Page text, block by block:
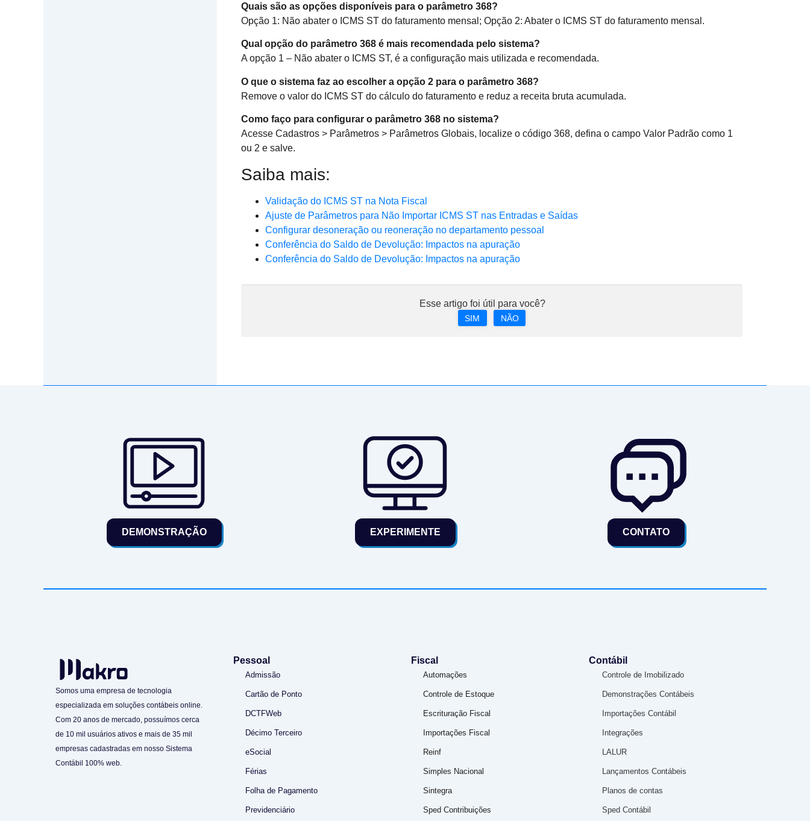
Quais são as opções disponíveis para o parâmetro 368?
Opção 1: Não abater o ICMS ST do faturamento mensal; Opção 2: Abater o ICMS ST do faturamento mensal.
Qual opção do parâmetro 368 é mais recomendada pelo sistema?
A opção 1 – Não abater o ICMS ST, é a configuração mais utilizada e recomendada.
O que o sistema faz ao escolher a opção 2 para o parâmetro 368?
Remove o valor do ICMS ST do cálculo do faturamento e reduz a receita bruta acumulada.
Como faço para configurar o parâmetro 368 no sistema?
Acesse Cadastros > Parâmetros > Parâmetros Globais, localize o código 368, defina o campo Valor Padrão como 1
ou 2 e salve.
Saiba mais:
Validação do ICMS ST na Nota Fiscal
Ajuste de Parâmetros para Não Importar ICMS ST nas Entradas e Saídas
Configurar desoneração ou reoneração no departamento pessoal
Conferência do Saldo de Devolução: Impactos na apuração
Conferência do Saldo de Devolução: Impactos na apuração
Esse artigo foi útil para você?
SIM NÃO
DEMONSTRAÇÃO EXPERIMENTE CONTATO
Somos uma empresa de tecnologia
especializada em soluções contábeis online.
Com 20 anos de mercado, possuímos cerca
de 10 mil usuários ativos e mais de 35 mil
empresas cadastradas em nosso Sistema
Contábil 100% web.
Pessoal
Admissão
Cartão de Ponto
DCTFWeb
Décimo Terceiro
eSocial
Férias
Folha de Pagamento
Previdenciário
Fiscal
Automações
Controle de Estoque
Escrituração Fiscal
Importações Fiscal
Reinf
Simples Nacional
Sintegra
Sped Contribuições
Contábil
Controle de Imobilizado
Demonstrações Contábeis
Importações Contábil
Integrações
LALUR
Lançamentos Contábeis
Planos de contas
Sped Contábil